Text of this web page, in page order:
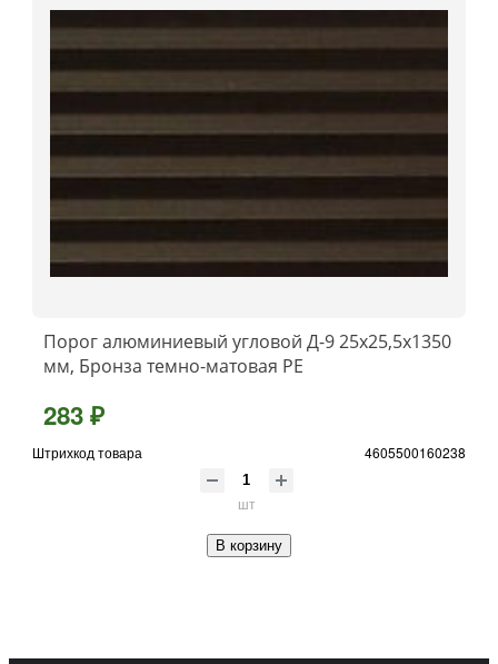
Порог алюминиевый угловой Д-9 25x25,5x1350
мм, Бронза темно-матовая РЕ
283 ₽
Штрихкод товара 4605500160238
шт
В корзину